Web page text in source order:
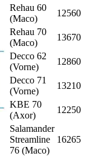
Rehau 60
(Maco)
12560
Rehau 70
(Maco)
13670
Decco 62
(Vorne)
12860
Decco 71
(Vorne)
13210
KBE 70
(Axor)
12250
Salamander
Streamline
76 (Maco)
16265